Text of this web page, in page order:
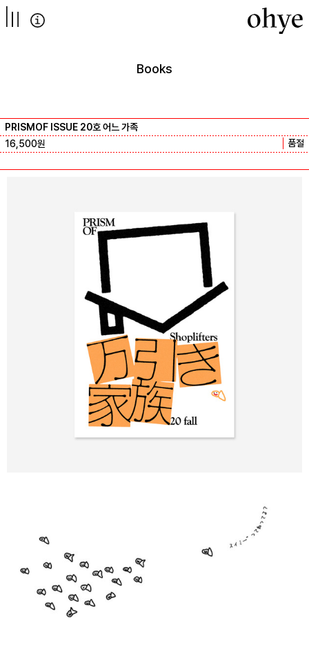
컨텐츠로
넘어가기
Books
PRISMOF ISSUE 20호 어느 가족
16,500원 품절